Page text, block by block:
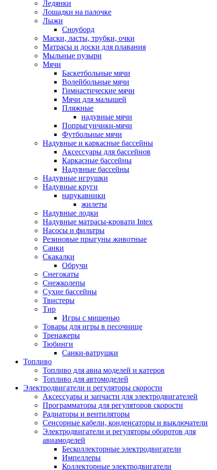
Ледянки
Лошадки на палочке
Лыжи
Сноуборд
Маски, ласты, трубки, очки
Матрасы и доски для плавания
Мыльные пузыри
Мячи
Баскетбольные мячи
Волейбольные мячи
Гимнастические мячи
Мячи для малышей
Пляжные
надувные мячи
Попрыгунчики-мячи
Футбольные мячи
Надувные и каркасные бассейны
Аксессуары для бассейнов
Каркасные бассейны
Надувные бассейны
Надувные игрушки
Надувные круги
нарукавники
жилеты
Надувные лодки
Надувные матрасы-кровати Intex
Насосы и фильтры
Резиновые прыгуны животные
Санки
Скакалки
Обручи
Снегокаты
Снежколепы
Сухие бассейны
Твистеры
Тир
Игры с мишенью
Товары для игры в песочнице
Тренажеры
Тюбинги
Санки-ватрушки
Топливо
Топливо для авиа моделей и катеров
Топливо для автомоделей
Электродвигатели и регуляторы скорости
Аксессуары и запчасти для электродвигателей
Программаторы для регуляторов скорости
Радиаторы и вентиляторы
Сенсорные кабели, конденсаторы и выключатели
Электродвигатели и регуляторы оборотов для
авиамоделей
Бесколлекторные электродвигатели
Импеллеры
Коллекторные электродвигатели